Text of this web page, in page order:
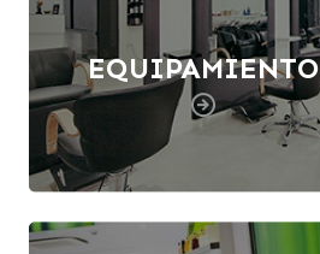
EQUIPAMIENTO